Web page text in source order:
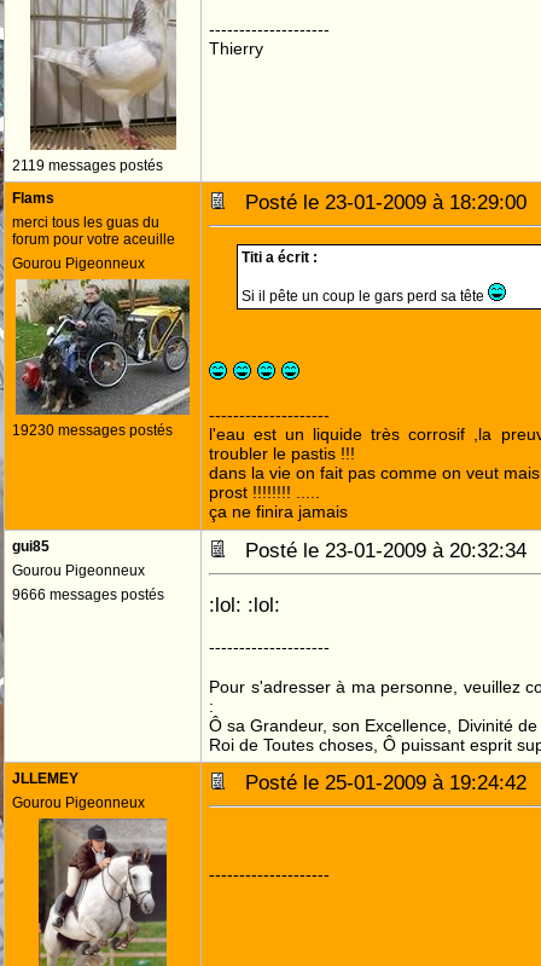
2119 messages postés
--------------------
Thierry
Flams
merci tous les guas du
forum pour votre aceuille
Gourou Pigeonneux
19230 messages postés
Posté le 23-01-2009 à
Titi a écrit :
Si il pête un coup le gars perd sa tête
--------------------
l'eau est un liquide très corrosif ,la
troubler le pastis !!!
dans la vie on fait pas comme on veut
prost !!!!!!!! .....
ça ne finira jamais
gui85
Gourou Pigeonneux
9666 messages postés
Posté le 23-01-2009 à
:lol: :lol:
--------------------
Pour s'adresser à ma personne, veuillez
:
Ô sa Grandeur, son Excellence, Divinité
Roi de Toutes choses, Ô puissant esprit
JLLEMEY
Gourou Pigeonneux
Posté le 25-01-2009 à
--------------------